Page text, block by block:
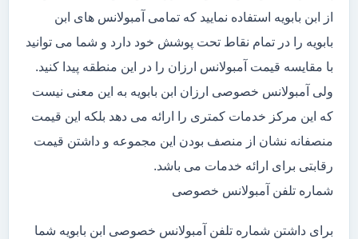
از ابن بابویه استفاده نمایید که تمامی آمبولانس های ابن
بابویه را در تمام نقاط تحت پوشش خود دارد و شما می توانید
با مقایسه قیمت آمبولانس ارزان را در این منطقه پیدا کنید.
ولی آمبولانس خصوصی ارزان ابن بابویه به این معنی نیست
که این مرکز خدمات کمتری را ارائه می دهد بلکه این قیمت
منصفانه نشان از منصف بودن این مجموعه و داشتن قیمت
رقابتی برای ارائه خدمات می باشد.
شماره تلفن آمبولانس خصوصی
برای داشتن شماره تلفن آمبولانس خصوصی ابن بابویه شما